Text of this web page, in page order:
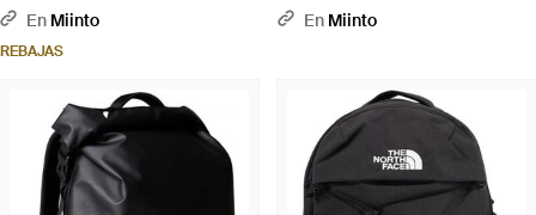
En Miinto
REBAJAS
En Miinto